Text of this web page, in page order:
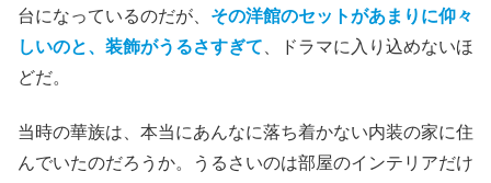
台になっているのだが、 その洋館のセットがあまりに仰々
しいのと、装飾がうるさすぎて 、ドラマに入り込めないほ
どだ。
当時の華族は、本当にあんなに落ち着かない内装の家に住
んでいたのだろうか。うるさいのは部屋のインテリアだけ